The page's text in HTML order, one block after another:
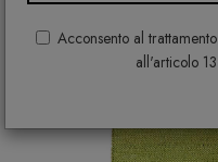
Acconsento al
all'articolo